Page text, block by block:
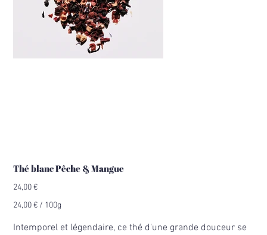
Thé blanc Pêche & Mangue
Prix
24,00 €
24,00 €
par
24,00 € / 100g
Intemporel et légendaire, ce thé d'une grande douceur se